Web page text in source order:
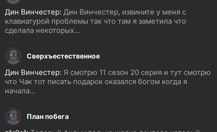
Дин Винчестер: Дин Винчестер, извините у меня с
клавиатурой проблемы так что там я заметила что
сделала некоторых...
Сверхъестественное
Дин Винчестер: Я смотрю 11 сезон 20 серия и тут смотрю
что Чак тот писать подарок оказался богом когда я
начала...
План побега